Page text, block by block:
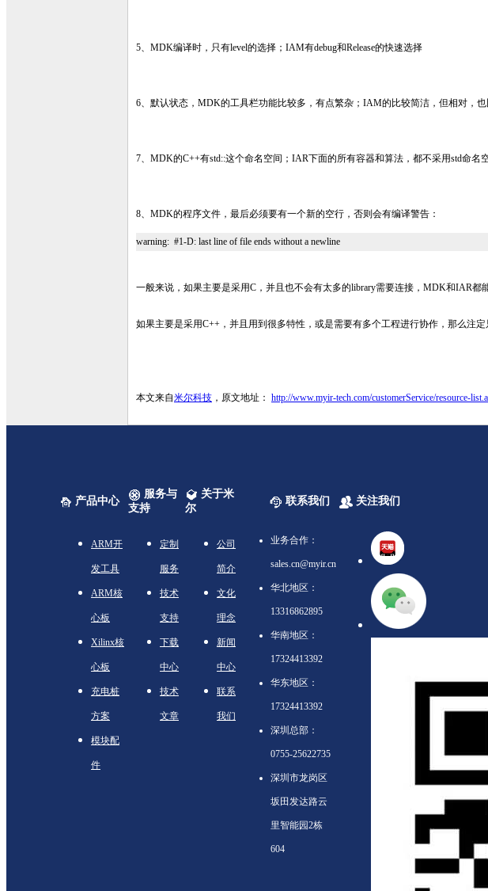
5、MDK编译时，只有level的选择；IAM有debug和Release的快速选择
6、默认状态，MDK的工具栏功能比较多，有点繁杂；IAM的比较简洁，但相对，也
7、MDK的C++有std::这个命名空间；IAR下面的所有容器和算法，都不采用std命名
8、MDK的程序文件，最后必须要有一个新的空行，否则会有编译警告：
warning: #1-D: last line of file ends without a newline
一般来说，如果主要是采用C，并且也不会有太多的library需要连接，MDK和IAR
如果主要是采用C++，并且用到很多特性，或是需要有多个工程进行协作，那么注
本文来自米尔科技 ，原文地址： http://www.myir-tech.com/customerService/resource-
产品中心
服务与
支持
关于米
尔
联系我们 关注我们
ARM开
发工具
ARM核
心板
Xilinx核
心板
充电桩
方案
模块配
件
定制
服务
技术
支持
下载
中心
技术
文章
公司
简介
文化
理念
新闻
中心
联系
我们
业务合作：
sales.cn@myir.cn
华北地区：
13316862895
华南地区：
17324413392
华东地区：
17324413392
深圳总部：
0755-25622735
深圳市龙岗区
坂田发达路云
里智能园2栋
604